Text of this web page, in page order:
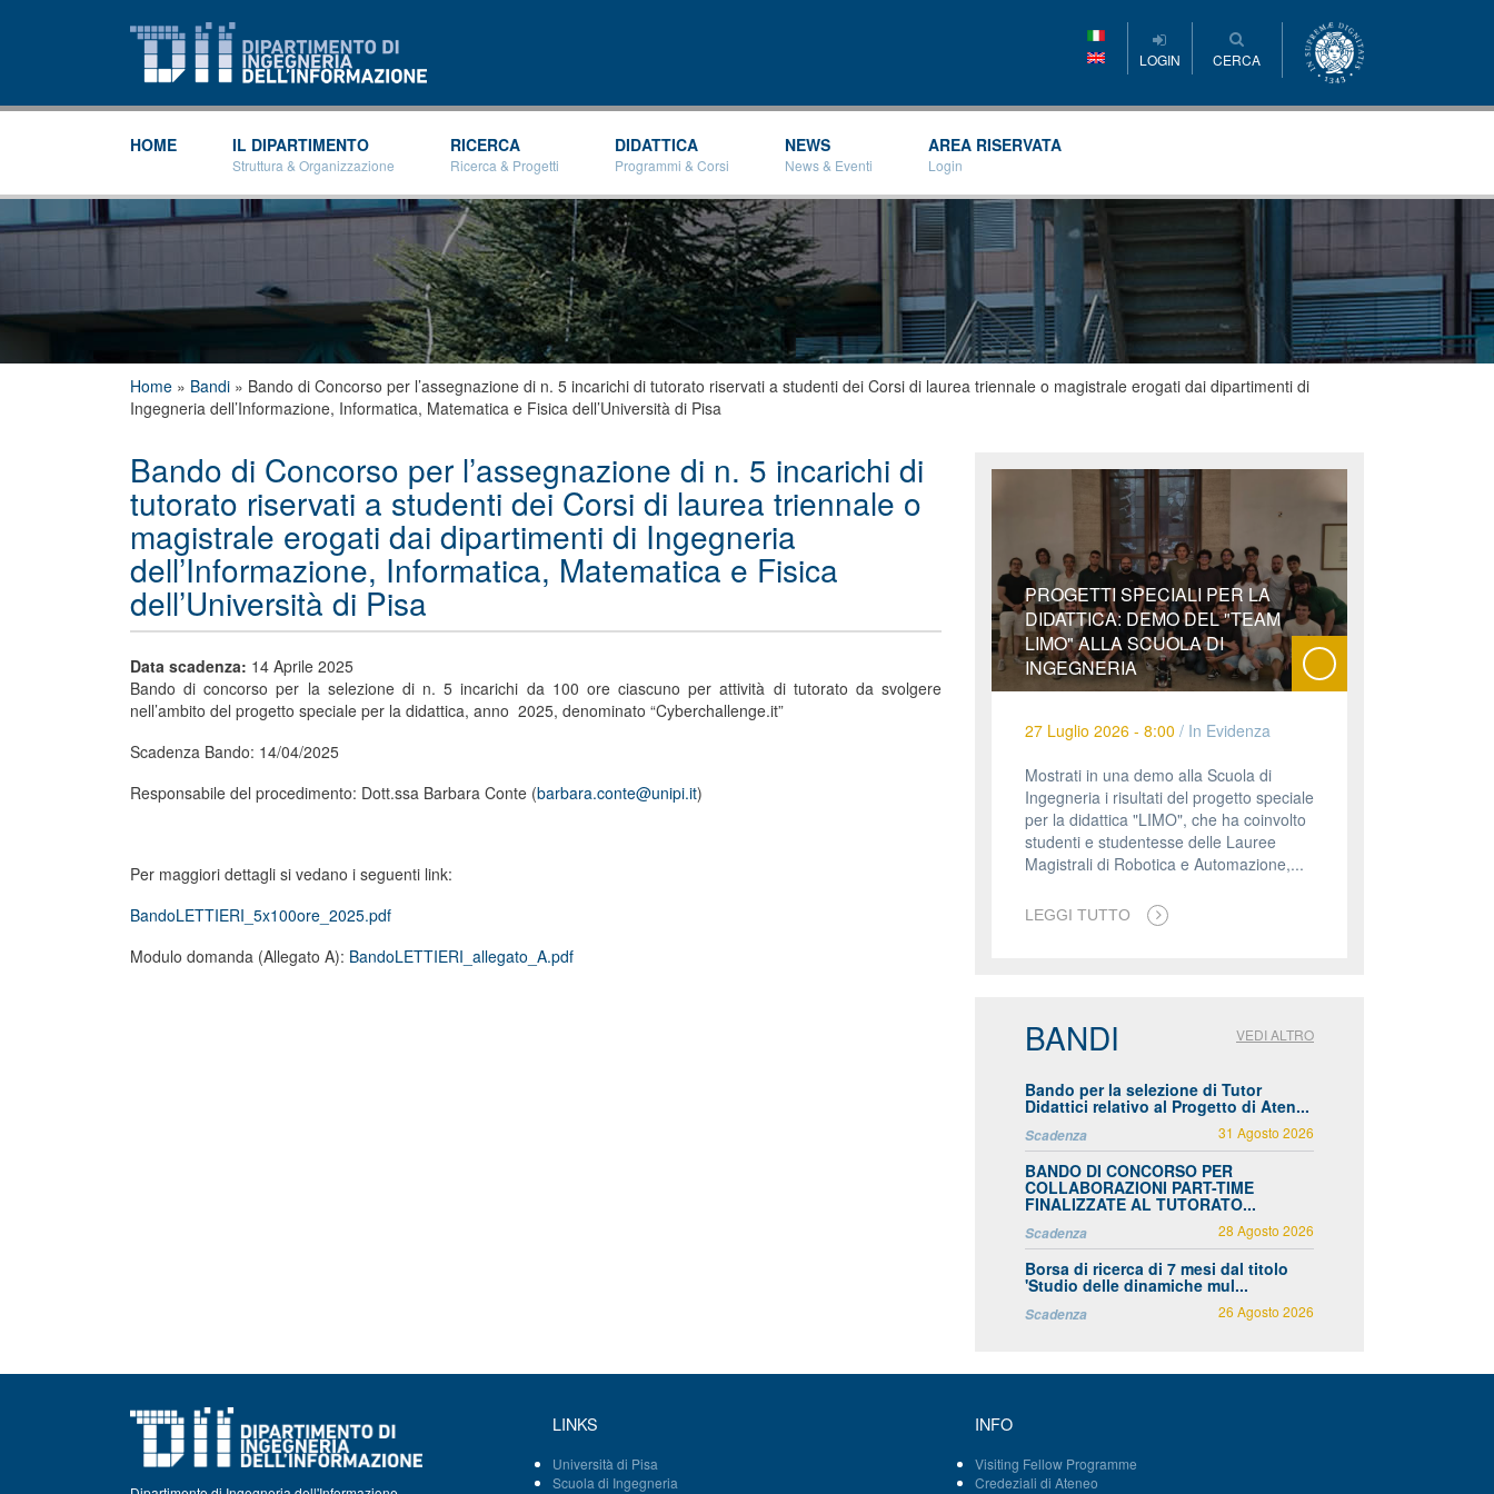
LOGIN CERCA
HOME IL DIPARTIMENTO
Struttura & Organizzazione
RICERCA
Ricerca & Progetti
DIDATTICA
Programmi & Corsi
NEWS
News & Eventi
AREA RISERVATA
Login
Tu sei qui
Home » Bandi » Bando di Concorso per l’assegnazione di n. 5 incarichi di tutorato riservati a studenti dei Corsi di laurea triennale o magistrale erogati dai dipartimenti di
Ingegneria dell’Informazione, Informatica, Matematica e Fisica dell’Università di Pisa
Bando di Concorso per l’assegnazione di n. 5 incarichi di
tutorato riservati a studenti dei Corsi di laurea triennale o
magistrale erogati dai dipartimenti di Ingegneria
dell’Informazione, Informatica, Matematica e Fisica
dell’Università di Pisa
Data scadenza: 14 Aprile 2025
Bando di concorso per la selezione di n. 5 incarichi da 100 ore ciascuno per attività di tutorato da svolgere
nell’ambito del progetto speciale per la didattica, anno 2025, denominato “Cyberchallenge.it”
Scadenza Bando: 14/04/2025
Responsabile del procedimento: Dott.ssa Barbara Conte (barbara.conte@unipi.it)
Per maggiori dettagli si vedano i seguenti link:
BandoLETTIERI_5x100ore_2025.pdf
Modulo domanda (Allegato A): BandoLETTIERI_allegato_A.pdf
PROGETTI SPECIALI PER LA
DIDATTICA: DEMO DEL "TEAM
LIMO" ALLA SCUOLA DI
INGEGNERIA
27 Luglio 2026 - 8:00 / In Evidenza
Mostrati in una demo alla Scuola di
Ingegneria i risultati del progetto speciale
per la didattica "LIMO", che ha coinvolto
studenti e studentesse delle Lauree
Magistrali di Robotica e Automazione,...
LEGGI TUTTO
BANDI VEDI ALTRO
Bando per la selezione di Tutor
Didattici relativo al Progetto di Aten...
Scadenza 31 Agosto 2026
BANDO DI CONCORSO PER
COLLABORAZIONI PART-TIME
FINALIZZATE AL TUTORATO...
Scadenza 28 Agosto 2026
Borsa di ricerca di 7 mesi dal titolo
'Studio delle dinamiche mul...
Scadenza 26 Agosto 2026
LINKS
Università di Pisa
Scuola di Ingegneria
INFO
Visiting Fellow Programme
Credeziali di Ateneo